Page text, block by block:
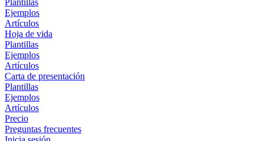
Ejemplos
Artículos
Hoja de vida
Plantillas
Ejemplos
Artículos
Carta de presentación
Plantillas
Ejemplos
Artículos
Precio
Preguntas frecuentes